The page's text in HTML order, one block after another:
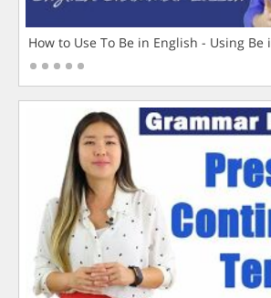
How to Use To Be in English - Using